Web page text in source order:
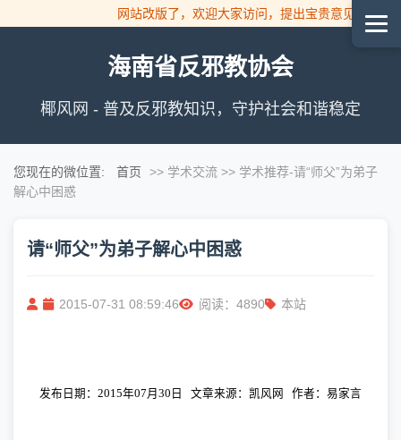
网站改版了，欢迎大家访问，提出宝贵意见！
海南省反邪教协会
椰风网 - 普及反邪教知识，守护社会和谐稳定
您现在的微位置: 首页 >> 学术交流 >> 学术推荐-请“师父”为弟子
解心中困惑
请“师父”为弟子解心中困惑
2015-07-31 08:59:46 阅读：4890 本站
发布日期： 2015年07月 30 日 文章来源：凯风网 作者：易家言